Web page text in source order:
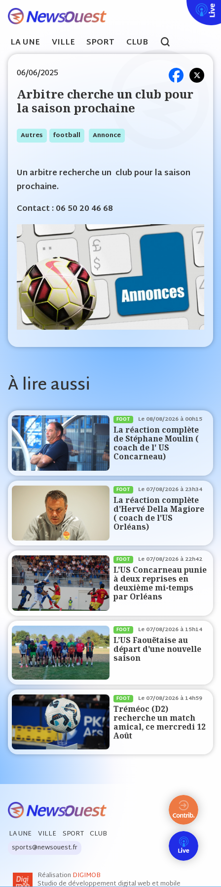
Live
LA UNE VILLE SPORT CLUB search
06/06/2025
Arbitre cherche un club pour
la saison prochaine
Autres Football Annonce
Un arbitre recherche un club pour la saison
prochaine.
Contact : 06 50 20 46 68
À lire aussi
FOOT Le08/08/2026 à 00h15
La réaction complète
de Stéphane Moulin (
coach de l' US
Concarneau)
FOOT Le07/08/2026 à 23h34
La réaction complète
d'Hervé Della Magiore
( coach de l'US
Orléans)
FOOT Le07/08/2026 à 22h42
L'US Concarneau punie
à deux reprises en
deuxième mi-temps
par Orléans
FOOT Le07/08/2026 à 15h14
L’US Faouëtaise au
départ d'une nouvelle
saison
FOOT Le07/08/2026 à 14h59
Tréméoc (D2)
recherche un match
amical, ce mercredi 12
Août
LA UNE VILLE SPORT CLUB
sports@newsouest.fr
Réalisation DIGIMOB
Studio de développement digital web et mobile